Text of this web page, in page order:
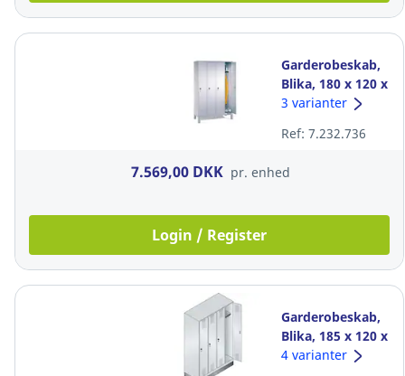
Garderobeskab,
Blika, 180 x 120 x
50 cm, med base,
3 varianter
Ref: 7.232.736
7.569,00 DKK pr. enhed
Login / Register
Garderobeskab,
Blika, 185 x 120 x
50 cm, 4 rum grå
4 varianter